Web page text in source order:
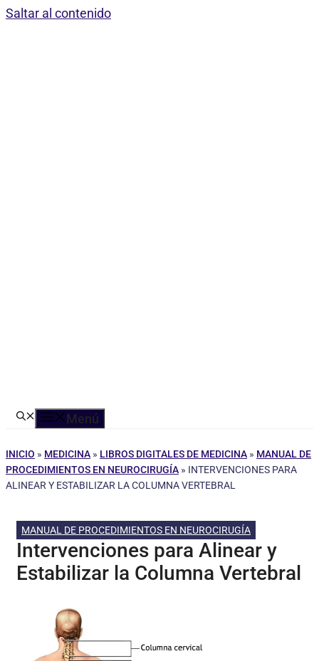
Saltar al contenido
Menú
INICIO » MEDICINA » LIBROS DIGITALES DE MEDICINA » MANUAL DE
PROCEDIMIENTOS EN NEUROCIRUGÍA » INTERVENCIONES PARA
ALINEAR Y ESTABILIZAR LA COLUMNA VERTEBRAL
MANUAL DE PROCEDIMIENTOS EN NEUROCIRUGÍA
Intervenciones para Alinear y
Estabilizar la Columna Vertebral